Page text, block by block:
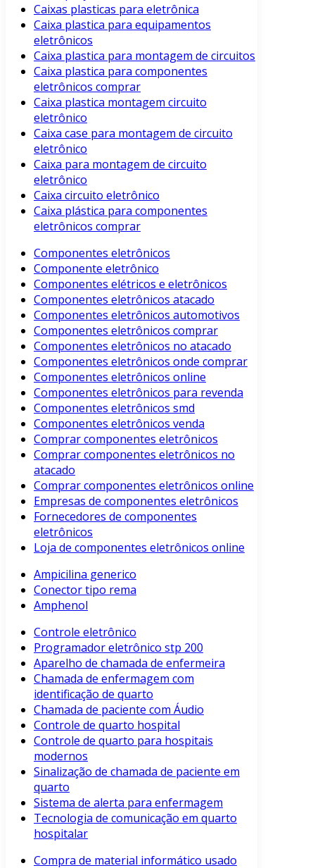
Caixas plasticas para eletrônica
Caixa plastica para equipamentos
eletrônicos
Caixa plastica para montagem de circuitos
Caixa plastica para componentes
eletrônicos comprar
Caixa plastica montagem circuito
eletrônico
Caixa case para montagem de circuito
eletrônico
Caixa para montagem de circuito
eletrônico
Caixa circuito eletrônico
Caixa plástica para componentes
eletrônicos comprar
Componentes eletrônicos
Componente eletrônico
Componentes elétricos e eletrônicos
Componentes eletrônicos atacado
Componentes eletrônicos automotivos
Componentes eletrônicos comprar
Componentes eletrônicos no atacado
Componentes eletrônicos onde comprar
Componentes eletrônicos online
Componentes eletrônicos para revenda
Componentes eletrônicos smd
Componentes eletrônicos venda
Comprar componentes eletrônicos
Comprar componentes eletrônicos no
atacado
Comprar componentes eletrônicos online
Empresas de componentes eletrônicos
Fornecedores de componentes
eletrônicos
Loja de componentes eletrônicos online
Ampicilina generico
Conector tipo rema
Amphenol
Controle eletrônico
Programador eletrônico stp 200
Aparelho de chamada de enfermeira
Chamada de enfermagem com
identificação de quarto
Chamada de paciente com Áudio
Controle de quarto hospital
Controle de quarto para hospitais
modernos
Sinalização de chamada de paciente em
quarto
Sistema de alerta para enfermagem
Tecnologia de comunicação em quarto
hospitalar
Compra de material informático usado